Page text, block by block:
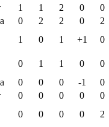
1 1 2 0
0
0 2 2 0
2
1 0 1 +1 0
0 1 1 0
0
0 0 0 -1
0
0 0 0 0
0
0 0 0 0 2